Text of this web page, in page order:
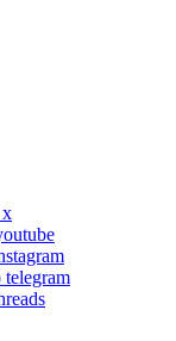
x
telegram